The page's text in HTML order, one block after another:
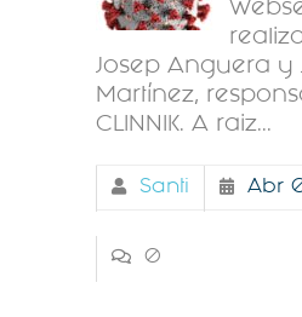
Josep Anguera y
Martínez,
CLINNIK. A raiz...
Santi Abr
0